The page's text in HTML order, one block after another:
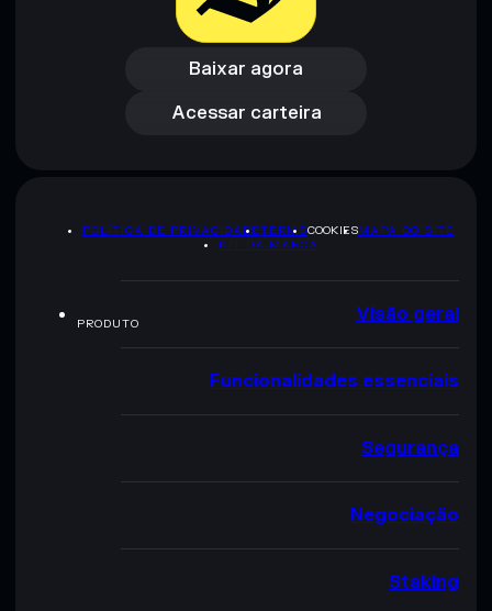
Baixar agora
Baixar agora
Acessar carteira
Acessar carteira
POLÍTICA DE PRIVACIDADETERMSCOOKIESMAPA DO SITE
KIT DA MARCA
PRODUTO Visão geral
Funcionalidades essenciais
Segurança
Negociação
Staking